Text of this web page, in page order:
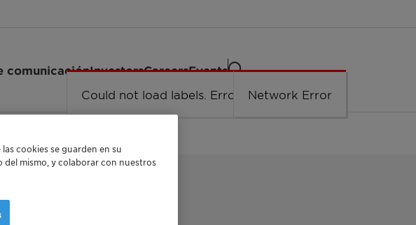
comunicaciónInvestorsCareersEvents
cookies se guarden en su
del mismo, y colaborar con nuestros
Could not load labels. Error: Network Error.
Network Error